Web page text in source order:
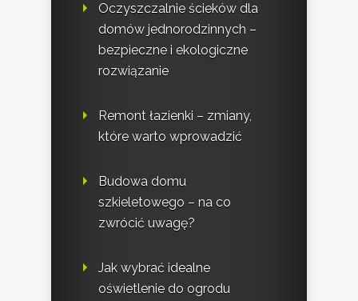
Oczyszczalnie ścieków dla
domów jednorodzinnych –
bezpieczne i ekologiczne
rozwiązanie
Remont łazienki – zmiany,
które warto wprowadzić
Budowa domu
szkieletowego – na co
zwrócić uwagę?
Jak wybrać idealne
oświetlenie do ogrodu